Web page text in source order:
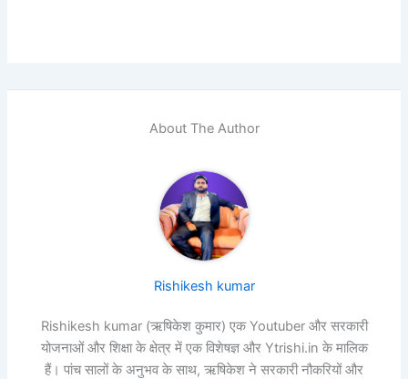
About The Author
Rishikesh kumar
Rishikesh kumar (ऋषिकेश कुमार) एक Youtuber और सरकारी
योजनाओं और शिक्षा के क्षेत्र में एक विशेषज्ञ और Ytrishi.in के मालिक
हैं। पांच सालों के अनुभव के साथ, ऋषिकेश ने सरकारी नौकरियों और